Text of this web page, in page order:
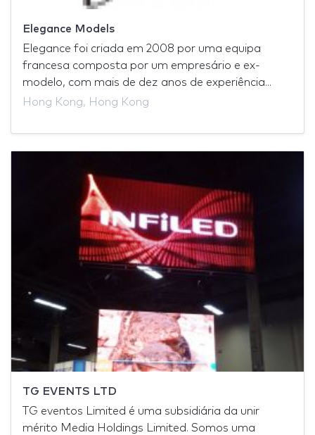
Elegance Models
Elegance foi criada em 2008 por uma equipa
francesa composta por um empresário e ex-
modelo, com mais de dez anos de experiência...
Hong Kong, Hong Kong
TG EVENTS LTD
TG eventos Limited é uma subsidiária da unir
mérito Media Holdings Limited. Somos uma